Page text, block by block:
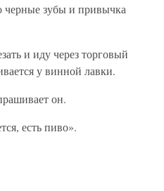
черные зубы и привычка
и иду через торговый
у винной лавки.
он.
есть пиво».